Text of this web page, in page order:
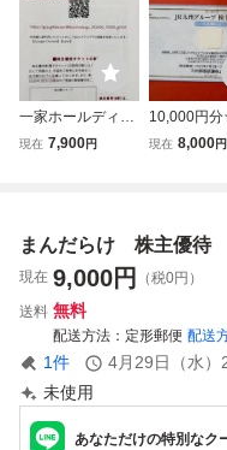
一家ホールディン
グス 株主優待 10,
現在 7,900円
10,000円
九州グルー
現在 8,000円
まんだらけ 株主優待
現在 9,000円
（税0円）
送料 無料
配送方法 定形郵便 配送
1件 4月29日（水）
未使用
あなただけの特別なク